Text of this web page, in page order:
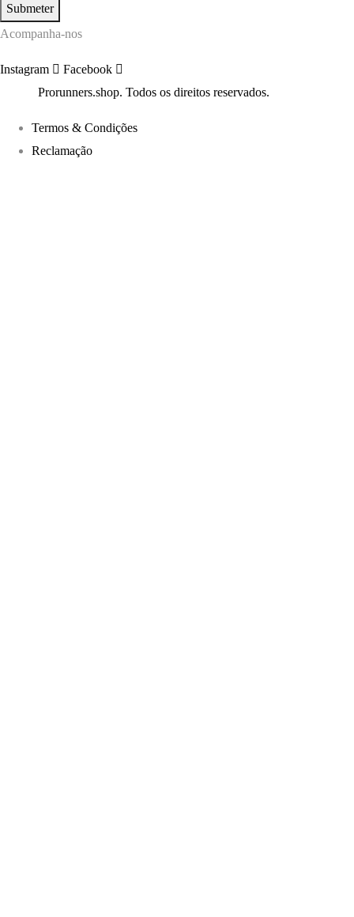
Submeter
Acompanha-nos
Instagram
Facebook
Prorunners.shop. Todos os direitos reservados.
Termos & Condições
Reclamação